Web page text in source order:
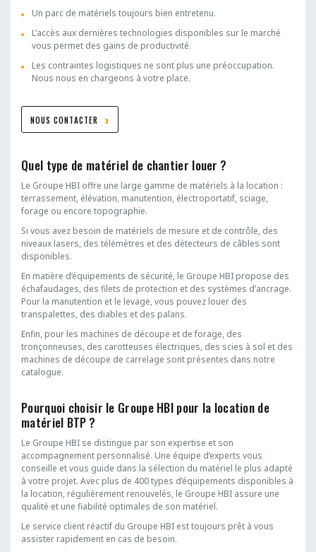
Un parc de matériels toujours bien entretenu.
L’accès aux dernières technologies disponibles sur le marché
vous permet des gains de productivité.
Les contraintes logistiques ne sont plus une préoccupation.
Nous nous en chargeons à votre place.
NOUS CONTACTER
Quel type de matériel de chantier louer ?
Le Groupe HBI offre une large gamme de matériels à la location :
terrassement, élévation, manutention, électroportatif, sciage,
forage ou encore topographie.
Si vous avez besoin de matériels de mesure et de contrôle, des
niveaux lasers, des télémètres et des détecteurs de câbles sont
disponibles.
En matière d’équipements de sécurité, le Groupe HBI propose des
échafaudages, des filets de protection et des systèmes d’ancrage.
Pour la manutention et le levage, vous pouvez louer des
transpalettes, des diables et des palans.
Enfin, pour les machines de découpe et de forage, des
tronçonneuses, des carotteuses électriques, des scies à sol et des
machines de découpe de carrelage sont présentes dans notre
catalogue.
Pourquoi choisir le Groupe HBI pour la location de
matériel BTP ?
Le Groupe HBI se distingue par son expertise et son
accompagnement personnalisé. Une équipe d’experts vous
conseille et vous guide dans la sélection du matériel le plus adapté
à votre projet. Avec plus de 400 types d’équipements disponibles à
la location, régulièrement renouvelés, le Groupe HBI assure une
qualité et une fiabilité optimales de son matériel.
Le service client réactif du Groupe HBI est toujours prêt à vous
assister rapidement en cas de besoin.